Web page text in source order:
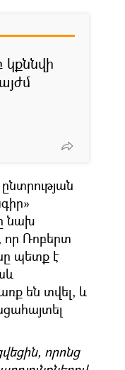
կքննվի
ընտրության
նախ
Ռոբերտ
պետք է
են տվել, և
որոնց